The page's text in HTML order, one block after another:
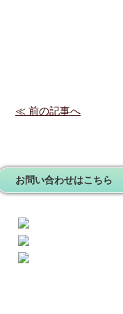
≪ 前の記事へ
お問い合わせはこちら